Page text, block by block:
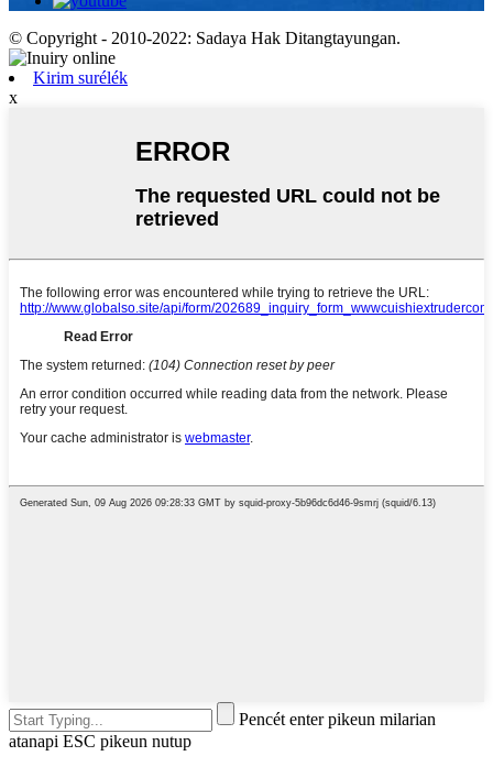
© Copyright - 2010-2022: Sadaya Hak Ditangtayungan.
Kirim surélék
x
Pencét enter pikeun milarian
atanapi ESC pikeun nutup